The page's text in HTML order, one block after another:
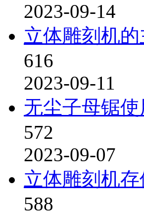
2023-09-14
立体雕刻机
616
2023-09-11
无尘子母锯
572
2023-09-07
立体雕刻机
588